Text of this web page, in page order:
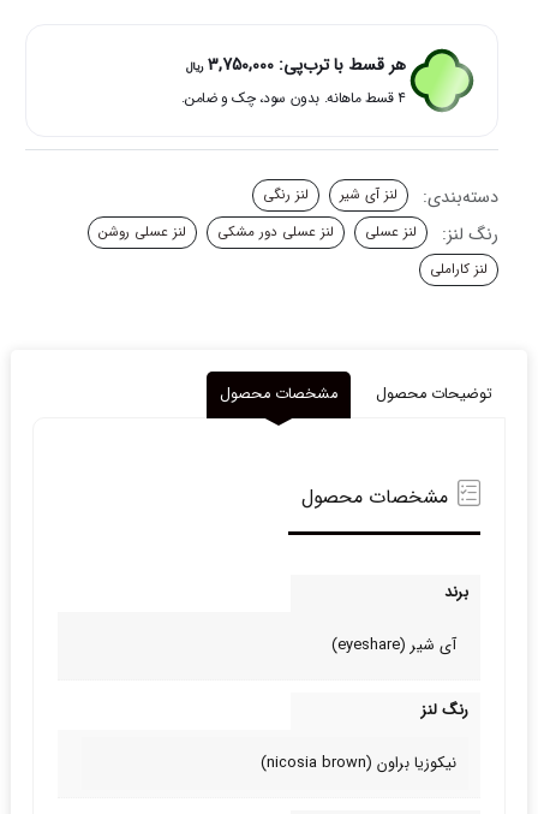
هر قسط با ترب‌پی: 3,750,000 ریال
۴ قسط ماهانه. بدون سود، چک و ضامن.
دسته‌بندی: لنز آی شیر لنز رنگی
رنگ لنز: لنز عسلی لنز عسلی دور مشکی
لنز عسلی روشن
لنز کاراملی
توضیحات محصول مشخصات محصول
مشخصات محصول
برند
آی شیر (eyeshare)
رنگ لنز
نیکوزیا براون (nicosia brown)